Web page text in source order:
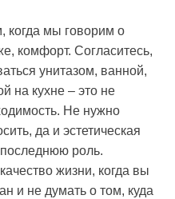
когда мы говорим о
комфорт. Согласитесь,
унитазом, ванной,
на кухне – это не
Не нужно
да и эстетическая
последнюю роль.
жизни, когда вы
и не думать о том, куда